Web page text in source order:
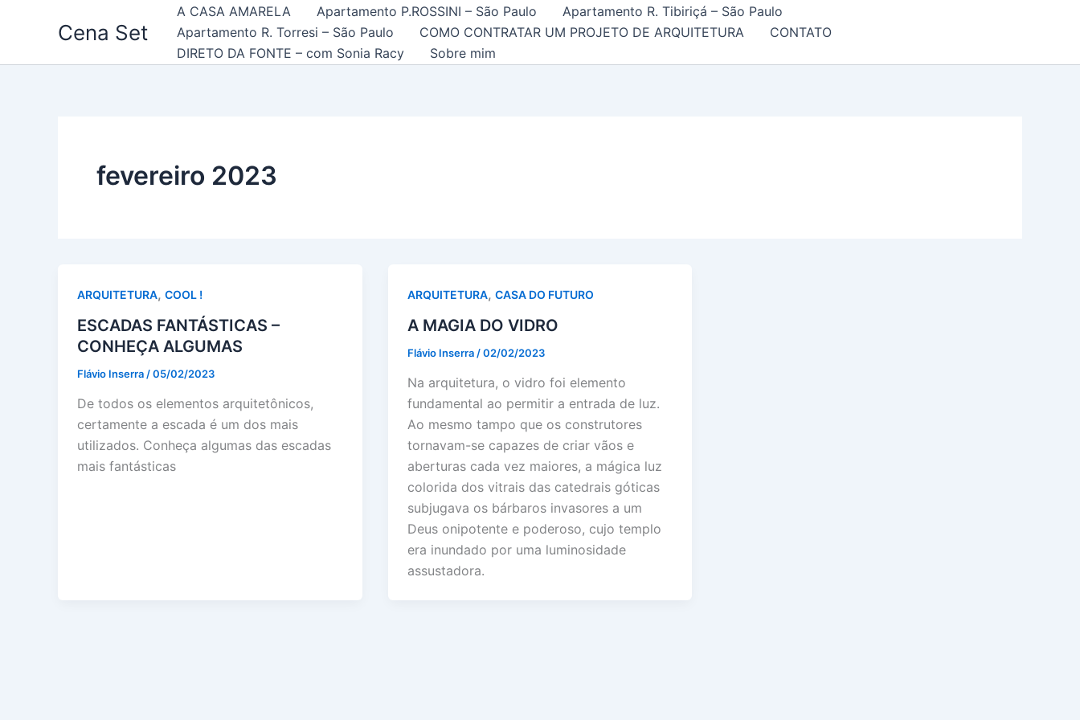
Cena Set
A CASA AMARELA Apartamento P.ROSSINI – São Paulo
Apartamento R. Tibiriçá – São Paulo
Apartamento R. Torresi – São Paulo
COMO CONTRATAR UM PROJETO DE ARQUITETURA
CONTATO
DIRETO DA FONTE – com Sonia Racy
Sobre mim
fevereiro 2023
ARQUITETURA, COOL !
ESCADAS FANTÁSTICAS –
CONHEÇA ALGUMAS
Flávio Inserra /05/02/2023
De todos os elementos arquitetônicos,
certamente a escada é um dos mais
utilizados. Conheça algumas das escadas
mais fantásticas
ARQUITETURA, CASA DO FUTURO
A MAGIA DO VIDRO
Flávio Inserra /02/02/2023
Na arquitetura, o vidro foi elemento
fundamental ao permitir a entrada de luz.
Ao mesmo tampo que os construtores
tornavam-se capazes de criar vãos e
aberturas cada vez maiores, a mágica luz
colorida dos vitrais das catedrais góticas
subjugava os bárbaros invasores a um
Deus onipotente e poderoso, cujo templo
era inundado por uma luminosidade
assustadora.